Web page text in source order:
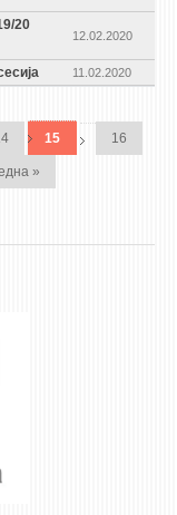
20
12.02.2020
11.02.2020
15 16
»